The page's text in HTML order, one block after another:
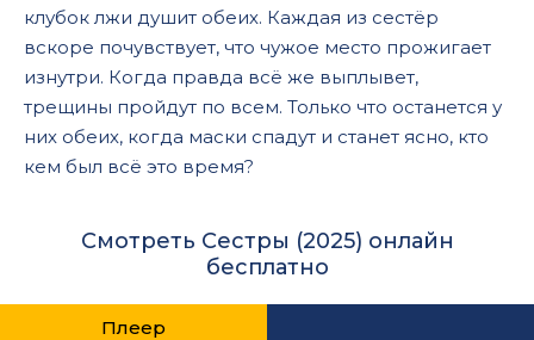
клубок лжи душит обеих. Каждая из сестёр
вскоре почувствует, что чужое место прожигает
изнутри. Когда правда всё же выплывет,
трещины пройдут по всем. Только что останется у
них обеих, когда маски спадут и станет ясно, кто
кем был всё это время?
Смотреть Сестры (2025) онлайн
бесплатно
Плеер